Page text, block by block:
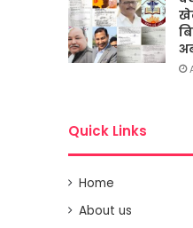
Quick Links
Home
About us